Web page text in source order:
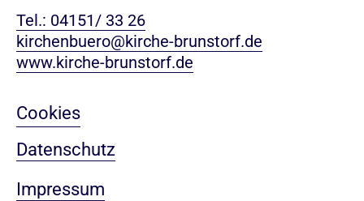
Tel.: 04151/ 33 26
kirchenbuero@kirche-brunstorf.de
www.kirche-brunstorf.de
Cookies
Datenschutz
Impressum